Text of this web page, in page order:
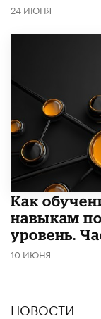
24 ИЮНЯ
​Как
навыкам
уровень.
10 ИЮНЯ
НОВОСТИ